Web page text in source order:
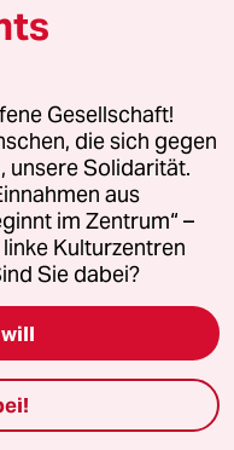
oder für Genehmigungen
Richtlinien
Impressum AGB
(Ads)
Gesellschaft!
die sich gegen
unsere Solidarität.
aus
im Zentrum“ –
Kulturzentren
Sie dabei?